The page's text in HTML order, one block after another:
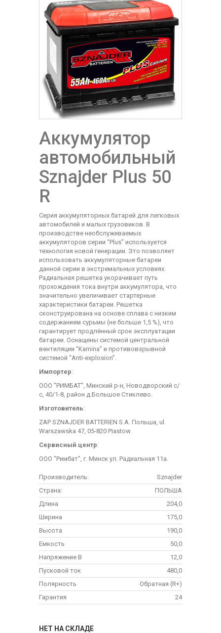
Аккумулятор
автомобильный
Sznajder Plus 50
R
Серия аккумуляторных батарей для легковых
автомобилей и малых грузовиков. В
производстве необслуживаемых
аккумуляторов серии “Plus” используется
технология новой генерации. Это позволяет
использовать аккумуляторные батареи
данной серии в экстремальных условиях.
Радиальная решетка укорачивает путь
прохождения тока внутри аккумулятора, что
значительно увеличивает стартерные
характеристики батареи. Решетка
сконструирована на основе сплава с низким
содержанием сурьмы (не больше 1,5 %), что
гарантирует продлённый срок эксплуатации
батареи. Оснащены системой центральной
вентиляции “Kamina” и противовзрывной
системой “Anti-explosion”.
Импортер:
ООО "РИМБАТ", Минский р-н, Новодворский с/
с, 40/1-8, район д.Большое Стиклево.
Изготовитель:
ZAP SZNAJDER BATTERIEN S.A. Польша, ul.
Warszawska 47, 05-820 Piastow.
Сервисный центр:
ООО "Римбат", г. Минск ул. Радиальная 11а.
Производитель:
Sznajder
Страна:
ПОЛЬША
Длина
204,0
Ширина
175,0
Высота
190,0
Емкость
50,0
Напряжение В
12,0
Пусковой ток
480,0
Полярность
Обратная (R+)
Гарантия
24
НЕТ НА СКЛАДЕ